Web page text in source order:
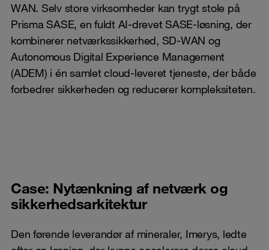
WAN. Selv store virksomheder kan trygt stole på
Prisma SASE, en fuldt AI-drevet SASE-løsning, der
kombinerer netværkssikkerhed, SD-WAN og
Autonomous Digital Experience Management
(ADEM) i én samlet cloud-leveret tjeneste, der både
forbedrer sikkerheden og reducerer kompleksiteten.
Case: Nytænkning af netværk og
sikkerhedsarkitektur
Den førende leverandør af mineraler, Imerys, ledte